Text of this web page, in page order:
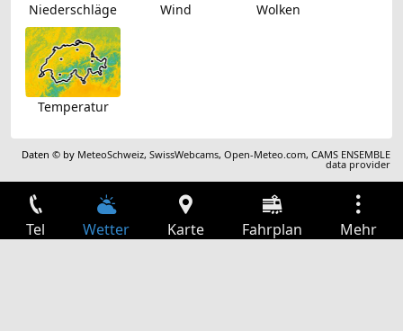
Niederschläge Wind Wolken
Temperatur
Daten © by MeteoSchweiz,SwissWebcams,Open-Meteo.com,CAMS ENSEMBLE
data provider
Tel Wetter Karte Fahrplan Mehr